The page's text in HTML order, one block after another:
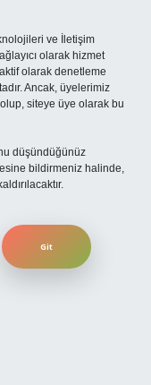
ve İletişim
olarak hizmet
olarak denetleme
Ancak, üyelerimiz
siteye üye olarak bu
düşündüğünüz
bildirmeniz halinde,